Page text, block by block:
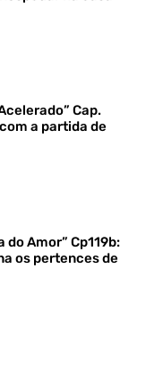
Cap.
a partida de
do Amor” Cp119b:
os pertences de